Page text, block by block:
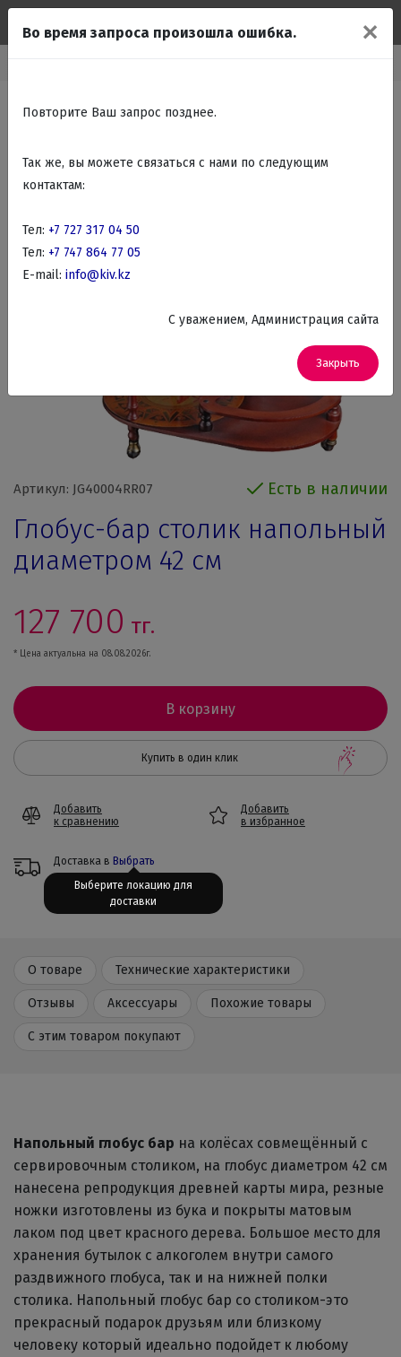
Артикул: JG40004RR07 Есть в наличии
Глобус-бар столик напольный
диаметром 42 см
127 700 тг.
* Цена актуальна на 08.08.2026г.
В корзину
Купить в один клик
Добавить
к сравнению
Добавить
в избранное
Доставка в Выбрать
О товаре Технические характеристики
Отзывы Аксессуары Похожие товары
С этим товаром покупают
Напольный глобус бар на колёсах совмещённый с
сервировочным столиком, на глобус диаметром 42 см
нанесена репродукция древней карты мира, резные
ножки изготовлены из бука и покрыты матовым
лаком под цвет красного дерева. Большое место для
хранения бутылок с алкоголем внутри самого
раздвижного глобуса, так и на нижней полки
столика. Напольный глобус бар со столиком-это
прекрасный подарок друзьям или близкому
человеку который идеально подойдет к любому
✕
Во время запроса произошла ошибка.
Повторите Ваш запрос позднее.
Так же, вы можете связаться с нами по следующим
контактам:
Тел: +7 727 317 04 50
Тел: +7 747 864 77 05
E-mail: info@kiv.kz
C уважением, Администрация сайта
Закрыть
Выберите локацию для
доставки